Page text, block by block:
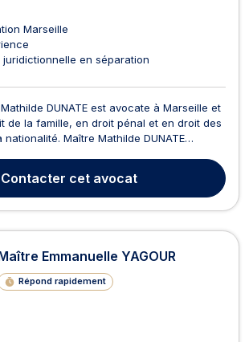
Marseille
juridictionnelle en séparation
DUNATE est avocate à Marseille et
de la famille, en droit pénal et en droit des
Maître Mathilde DUNATE
un divorce contentieux ou par
la fixation de la p...
Contacter cet avocat
Emmanuelle YAGOUR
Répond rapidement